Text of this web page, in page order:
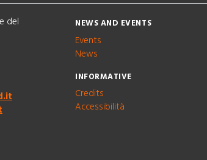
del
NEWS AND EVENTS
Events
News
INFORMATIVE
Credits
Accessibilità